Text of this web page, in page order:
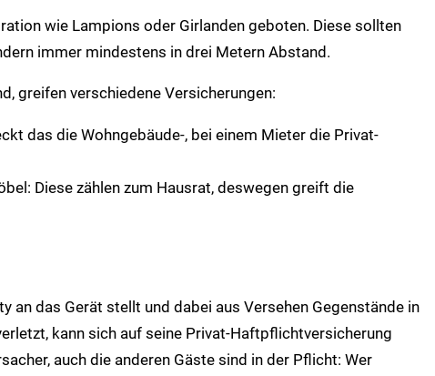
wie Lampions oder Girlanden geboten. Diese sollten
immer mindestens in drei Metern Abstand.
greifen verschiedene Versicherungen:
das die Wohngebäude-, bei einem Mieter die Privat-
Diese zählen zum Hausrat, deswegen greift die
an das Gerät stellt und dabei aus Versehen Gegenstände in
kann sich auf seine Privat-Haftpflichtversicherung
auch die anderen Gäste sind in der Pflicht: Wer